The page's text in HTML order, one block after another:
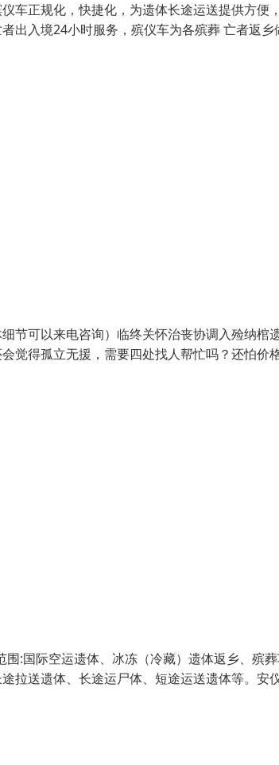
车正规化，快捷化，为遗体长途运送提供方便
出入境24小时服务，殡仪车为各殡葬 亡者返乡
节可以来电咨询）临终关怀治丧协调入殓纳棺
觉得孤立无援，需要四处找人帮忙吗？还怕价
:国际空运遗体、冰冻（冷藏）遗体返乡、殡
拉送遗体、长途运尸体、短途运送遗体等。安